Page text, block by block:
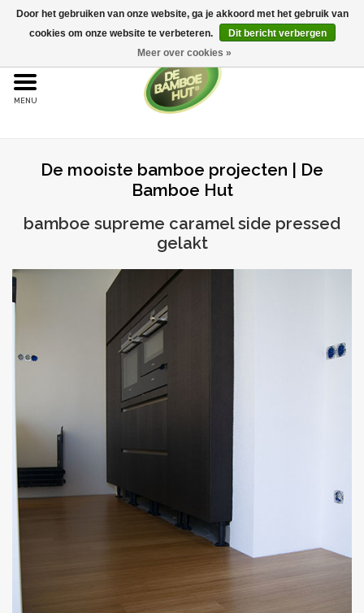
Home
Bamboe vloeren
Sample aanvraag
Bijproducten
Leggen
projecten
Blog
De mooiste bamboe projecten | De
Bamboe Hut
bamboe supreme caramel side pressed
gelakt
Door het gebruiken van onze website, ga je akkoord met het gebruik van
cookies om onze website te verbeteren.
Dit bericht verbergen
Meer over cookies »